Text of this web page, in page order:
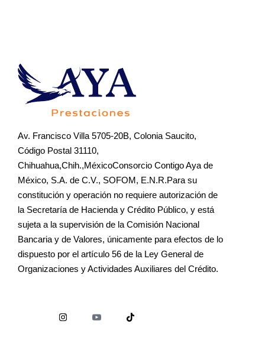
Av. Francisco Villa 5705-20B, Colonia Saucito,
Código Postal 31110,
Chihuahua,Chih.,MéxicoConsorcio Contigo Aya de
México, S.A. de C.V., SOFOM, E.N.R.Para su
constitución y operación no requiere autorización de
la Secretaría de Hacienda y Crédito Público, y está
sujeta a la supervisión de la Comisión Nacional
Bancaria y de Valores, únicamente para efectos de lo
dispuesto por el artículo 56 de la Ley General de
Organizaciones y Actividades Auxiliares del Crédito.